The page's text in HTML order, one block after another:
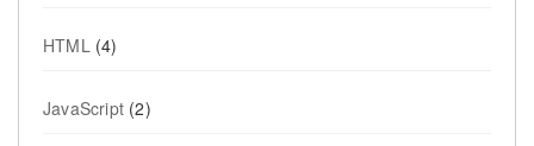
HTML (4)
JavaScript (2)